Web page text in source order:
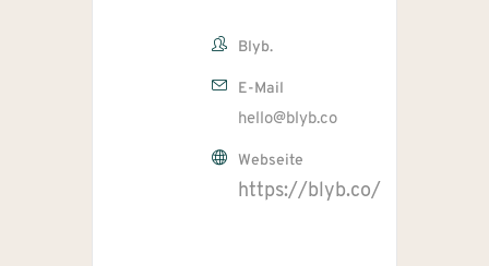
Blyb.
E-Mail
hello@blyb.co
Webseite
https://blyb.co/